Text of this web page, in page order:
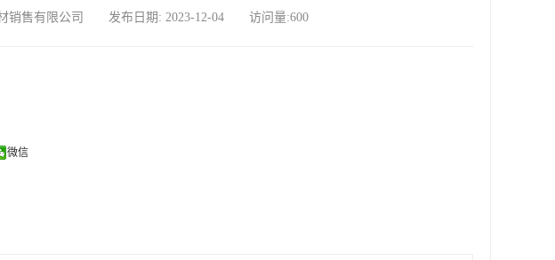
材销售有限公司 发布日期: 2023-12-04 访问量:600
微信